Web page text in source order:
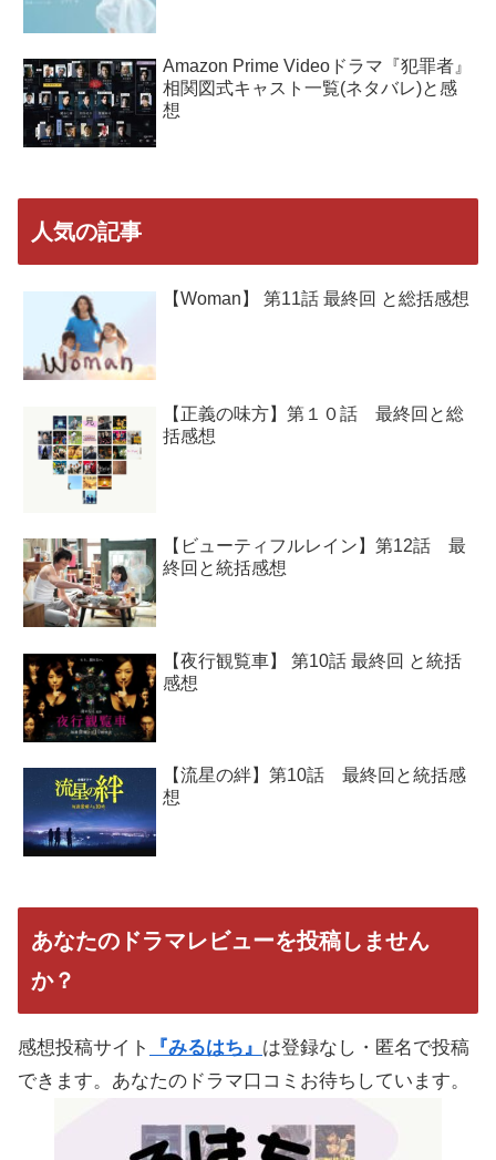
Amazon Prime Videoドラマ『犯罪者』
相関図式キャスト一覧(ネタバレ)と感
想
人気の記事
【Woman】 第11話 最終回 と総括感想
【正義の味方】第１０話 最終回と総
括感想
【ビューティフルレイン】第12話 最
終回と統括感想
【夜行観覧車】 第10話 最終回 と統括
感想
【流星の絆】第10話 最終回と統括感
想
あなたのドラマレビューを投稿しません
か？
感想投稿サイト 『みるはち』 は登録なし・匿名で投稿
できます。あなたのドラマ口コミお待ちしています。